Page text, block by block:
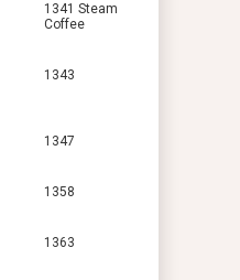
1341 Steam
Coffee
1343
1347
1358
1363